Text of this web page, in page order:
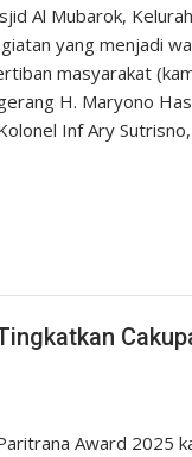
Al Mubarok,
yang menjadi
masyarakat
H. Maryono
Inf Ary Sutrisno,
Award 2025